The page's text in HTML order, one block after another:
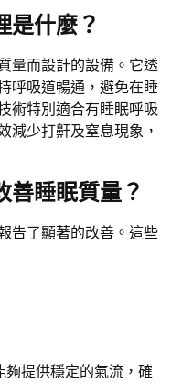
是什麼？
量而設計的設備。它透
呼吸道暢通，避免在睡
術特別適合有睡眠呼吸
減少打鼾及窒息現象，
善睡眠質量？
告了顯著的改善。這些
夠提供穩定的氣流，確